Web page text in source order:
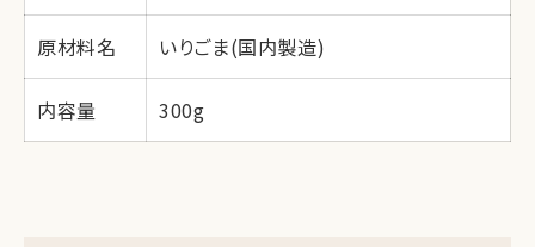
原材料名 いりごま(国内製造)
内容量 300g